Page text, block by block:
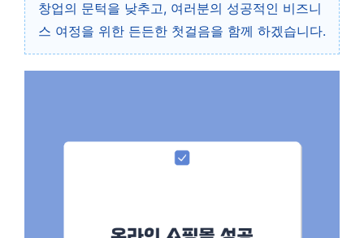
창업의 문턱을 낮추고, 여러분의 성공적인 비즈니
스 여정을 위한 든든한 첫걸음을 함께 하겠습니다.